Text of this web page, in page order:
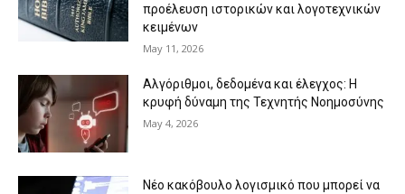
προέλευση ιστορικών και λογοτεχνικών
κειμένων
May 11, 2026
Αλγόριθμοι, δεδομένα και έλεγχος: Η
κρυφή δύναμη της Τεχνητής Νοημοσύνης
May 4, 2026
Νέο κακόβουλο λογισμικό που μπορεί να